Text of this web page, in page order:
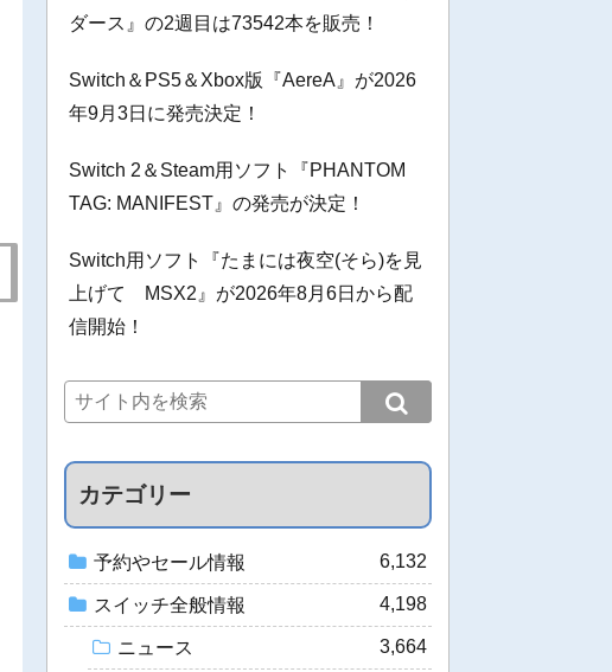
ダース』の2週目は73542本を販売！
Switch＆PS5＆Xbox版『AereA』が2026
年9月3日に発売決定！
Switch 2＆Steam用ソフト『PHANTOM
TAG: MANIFEST』の発売が決定！
Switch用ソフト『たまには夜空(そら)を見
上げて MSX2』が2026年8月6日から配
信開始！
カテゴリー
予約やセール情報 6,132
スイッチ全般情報 4,198
ニュース 3,664